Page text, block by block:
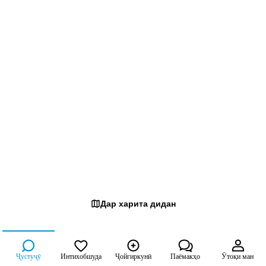
Дар харита дидан
Ҷустуҷӯ Интихобшуда Ҷойгиркунӣ Паёмакҳо Ӯтоқи ман